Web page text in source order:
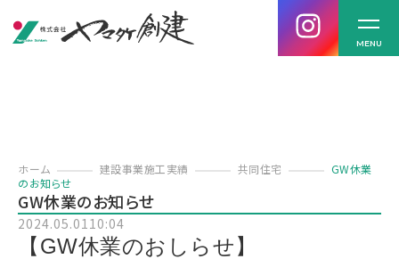
MENU
ホーム 建設事業施工実績 共同住宅
GW休業
のお知らせ
GW休業のお知らせ
2024.05.0110:04
【GW休業のおしらせ】